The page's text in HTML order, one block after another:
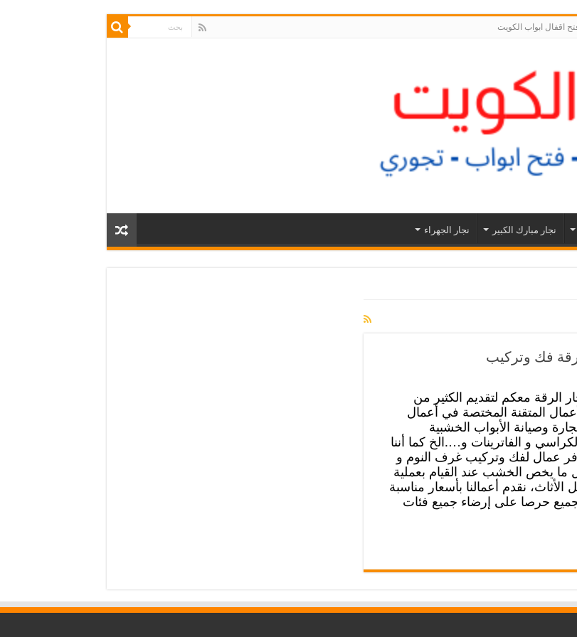
نجار مبارك الكبير نجار الجهراء
الرقة معكم لتقديم الكثير من
المتقنة المختصة في أعمال
وصيانة الأبواب الخشبية
و الفاترينات و….الخ كما أننا
عمال لفك وتركيب غرف النوم و
ما يخص الخشب عند القيام بعملية
الأثاث، نقدم أعمالنا بأسعار مناسبة
حرصا على إرضاء جميع فئات